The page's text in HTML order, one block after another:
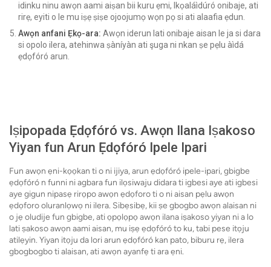
idinku ninu awọn aami aiṣan bii kuru ẹmi, Ikọaláìdúró onibaje, ati
rirẹ, eyiti o le mu iṣẹ ṣiṣe ojoojumọ wọn pọ si ati alaafia ẹdun.
Awọn anfani Ẹkọ-ara: Awọn iderun lati onibaje aisan le ja si dara
si opolo ilera, atehinwa ṣàníyàn ati şuga ni nkan ṣe pẹlu àìdá
ẹdọfóró arun.
Iṣipopada Ẹdọfóró vs. Awọn Ilana Iṣakoso
Yiyan fun Arun Ẹdọfóró Ipele Ipari
Fun awọn ẹni-kọọkan ti o ni ijiya, arun ẹdọfóró ipele-ipari, gbigbe
ẹdọfóró n funni ni agbara fun ilọsiwaju didara ti igbesi aye ati igbesi
aye gigun nipasẹ rirọpo awọn ẹdọforo ti o ni aisan pẹlu awọn
ẹdọforo oluranlọwọ ni ilera. Sibẹsibẹ, kii ṣe gbogbo awọn alaisan ni
o jẹ oludije fun gbigbe, ati ọpọlọpọ awọn ilana iṣakoso yiyan ni a lo
lati ṣakoso awọn aami aisan, mu iṣẹ ẹdọfóró to ku, tabi pese itọju
atilẹyin. Yiyan itọju da lori arun ẹdọfóró kan pato, biburu rẹ, ilera
gbogbogbo ti alaisan, ati awọn ayanfẹ ti ara ẹni.